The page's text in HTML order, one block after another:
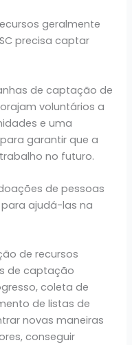
geralmente
precisa captar
de captação de
voluntários a
e uma
garantir que a
no futuro.
de pessoas
ajudá-las na
de recursos
de captação
coleta de
de listas de
novas maneiras
conseguir